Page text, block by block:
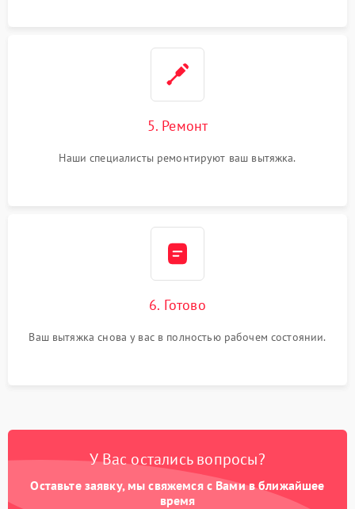
5. Ремонт
Наши специалисты ремонтируют ваш вытяжка.
6. Готово
Ваш вытяжка снова у вас в полностью рабочем состоянии.
У Вас остались вопросы?
Оставьте заявку, мы свяжемся с Вами в ближайшее
время